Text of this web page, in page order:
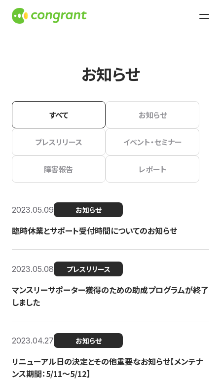
お知らせ
すべて お知らせ
プレスリリース イベント・セミナー
障害報告 レポート
2023.05.09 お知らせ
臨時休業とサポート受付時間についてのお知らせ
2023.05.08 プレスリリース
マンスリーサポーター獲得のための助成プログラムが終了
しました
2023.04.27 お知らせ
リニューアル日の決定とその他重要なお知らせ【メンテナ
ンス期間：5/11～5/12】